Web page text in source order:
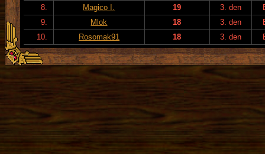
8.
Magico I. 19 3. den
9.
Mlok 18 3. den
10.
Rosomak91 18 3. den